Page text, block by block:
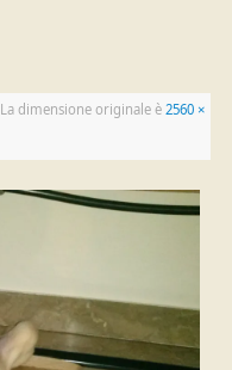
La dimensione originale è 2560 ×